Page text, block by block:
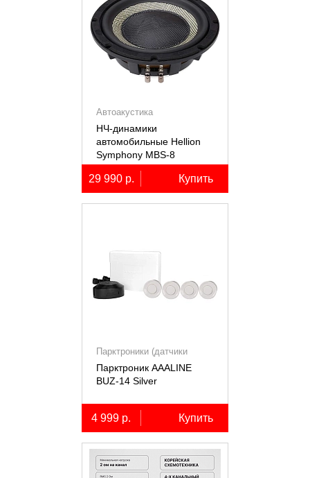
Автоакустика
НЧ-динамики
автомобильные Hellion
Symphony MBS-8
29 990 р. Купить
Парктроники (датчики
парковки)
Парктроник AAALINE
BUZ-14 Silver
4 999 р. Купить